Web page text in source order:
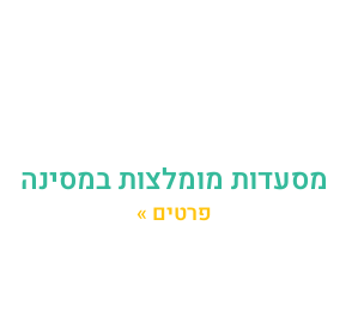
מסעדות מומלצות במסינה
פרטים »